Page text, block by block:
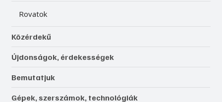
Rovatok
Közérdekű
Újdonságok, érdekességek
Bemutatjuk
Gépek, szerszámok, technológiák